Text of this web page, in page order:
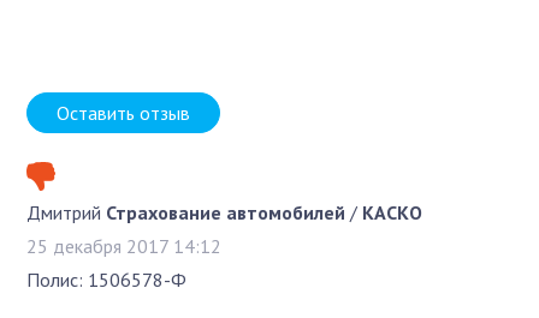
Оставить отзыв
Дмитрий Страхование автомобилей / КАСКО
25 декабря 2017 14:12
Полис: 1506578-Ф